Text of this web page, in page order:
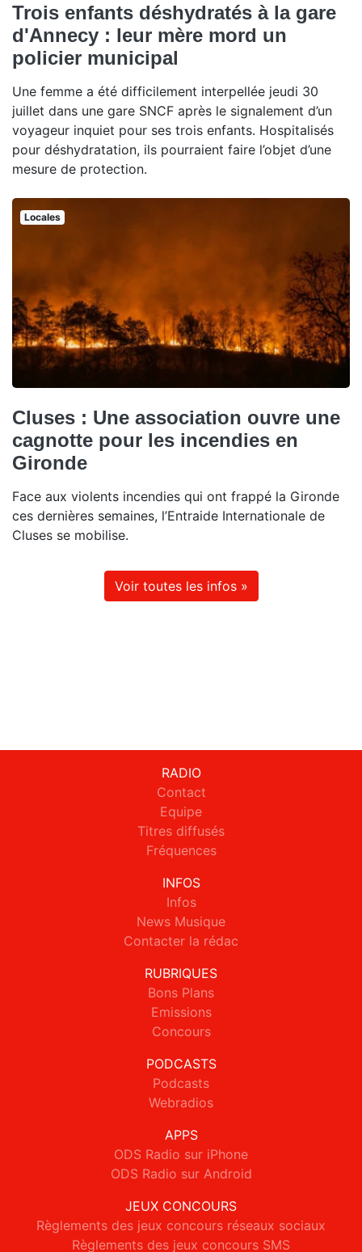
Trois enfants déshydratés à la gare
d'Annecy : leur mère mord un
policier municipal
Une femme a été difficilement interpellée jeudi 30
juillet dans une gare SNCF après le signalement d’un
voyageur inquiet pour ses trois enfants. Hospitalisés
pour déshydratation, ils pourraient faire l’objet d’une
mesure de protection.
Locales
Cluses : Une association ouvre une
cagnotte pour les incendies en
Gironde
Face aux violents incendies qui ont frappé la Gironde
ces dernières semaines, l’Entraide Internationale de
Cluses se mobilise.
Voir toutes les infos »
RADIO
Contact
Equipe
Titres diffusés
Fréquences
INFOS
Infos
News Musique
Contacter la rédac
RUBRIQUES
Bons Plans
Emissions
Concours
PODCASTS
Podcasts
Webradios
APPS
ODS Radio sur iPhone
ODS Radio sur Android
JEUX CONCOURS
Règlements des jeux concours réseaux sociaux
Règlements des jeux concours SMS